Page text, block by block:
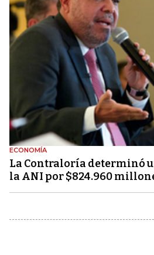
ECONOMÍA
La Contraloría determinó
la ANI por $824.960